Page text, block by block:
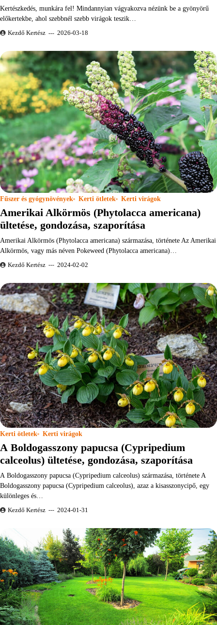
Kertészkedés, munkára fel! Mindannyian vágyakozva nézünk be a gyönyörű
előkertekbe, ahol szebbnél szebb virágok teszik…
Kezdő Kertész 2026-03-18
Fűszer és gyógynövények Kerti ötletek Kerti virágok
Amerikai Alkörmös (Phytolacca americana)
ültetése, gondozása, szaporítása
Amerikai Alkörmös (Phytolacca americana) származása, története Az Amerikai
Alkörmös, vagy más néven Pokeweed (Phytolacca americana)…
Kezdő Kertész 2024-02-02
Kerti ötletek Kerti virágok
A Boldogasszony papucsa (Cypripedium
calceolus) ültetése, gondozása, szaporítása
A Boldogasszony papucsa (Cypripedium calceolus) származása, története A
Boldogasszony papucsa (Cypripedium calceolus), azaz a kisasszonycipő, egy
különleges és…
Kezdő Kertész 2024-01-31